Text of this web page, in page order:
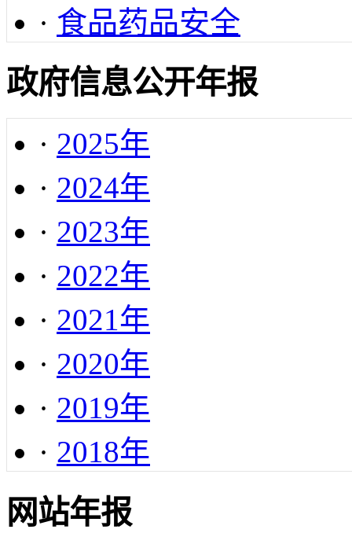
· 食品药品安全
政府信息公开年报
· 2025年
· 2024年
· 2023年
· 2022年
· 2021年
· 2020年
· 2019年
· 2018年
网站年报